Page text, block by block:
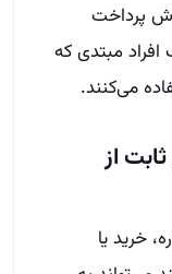
پرداخت
مبتدی که
می‌کنند.
از
خرید یا